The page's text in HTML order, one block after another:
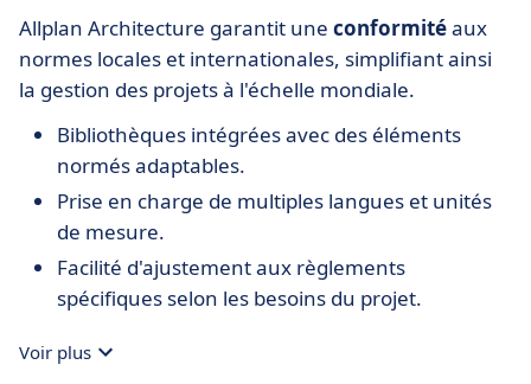
Allplan Architecture garantit une conformitéaux
normes locales et internationales, simplifiant ainsi
la gestion des projets à l'échelle mondiale.
Bibliothèques intégrées avec des éléments
normés adaptables.
Prise en charge de multiples langues et unités
de mesure.
Facilité d'ajustement aux règlements
spécifiques selon les besoins du projet.
Voir plus